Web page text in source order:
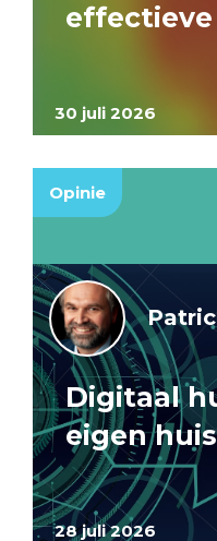
30 juli 2026
Opinie
28 juli 2026
Digitaal
eigen huis